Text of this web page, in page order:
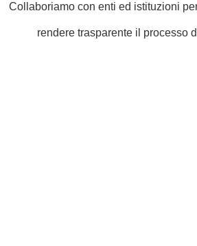
Collaboriamo con enti ed istituzioni
rendere trasparente il processo